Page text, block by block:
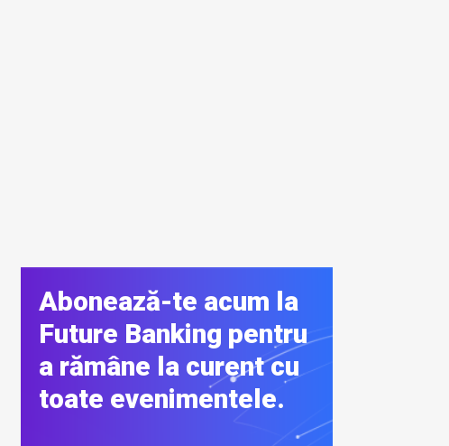
Abonează-te acum la
Future Banking pentru
a rămâne la curent cu
toate evenimentele.